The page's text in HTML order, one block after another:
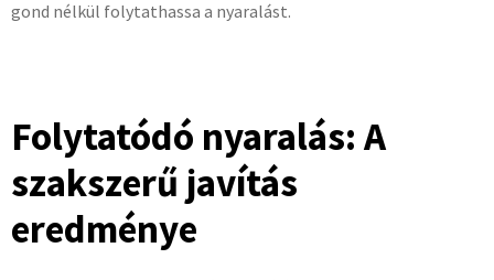
gond nélkül folytathassa a nyaralást.
Folytatódó nyaralás: A
szakszerű javítás
eredménye